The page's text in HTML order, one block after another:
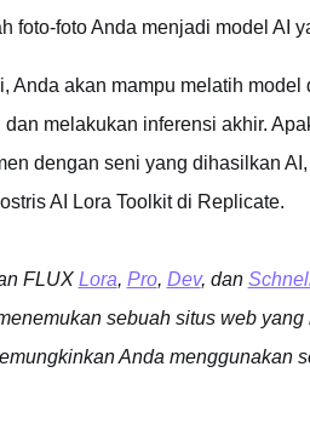
foto-foto Anda menjadi model AI
Anda akan mampu melatih
melakukan inferensi akhir.
dengan seni yang dihasilkan
AI Lora Toolkit di Replicate.
FLUX Lora, Pro, Dev, dan
sebuah situs web
Anda menggunakan